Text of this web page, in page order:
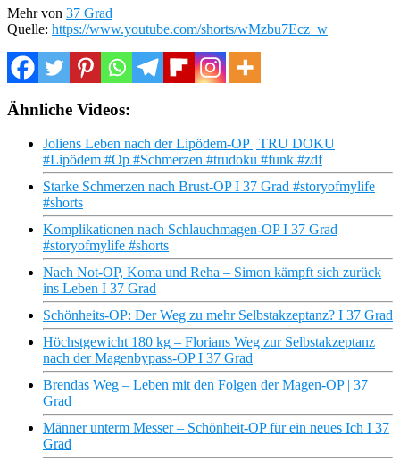
Mehr von 37 Grad
Quelle: https://www.youtube.com/shorts/wMzbu7Ecz_w
Ähnliche Videos:
Joliens Leben nach der Lipödem-OP | TRU DOKU
#Lipödem #Op #Schmerzen #trudoku #funk #zdf
Starke Schmerzen nach Brust-OP I 37 Grad #storyofmylife
#shorts
Komplikationen nach Schlauchmagen-OP I 37 Grad
#storyofmylife #shorts
Nach Not-OP, Koma und Reha – Simon kämpft sich zurück
ins Leben I 37 Grad
Schönheits-OP: Der Weg zu mehr Selbstakzeptanz? I 37 Grad
Höchstgewicht 180 kg – Florians Weg zur Selbstakzeptanz
nach der Magenbypass-OP I 37 Grad
Brendas Weg – Leben mit den Folgen der Magen-OP | 37
Grad
Männer unterm Messer – Schönheit-OP für ein neues Ich I 37
Grad